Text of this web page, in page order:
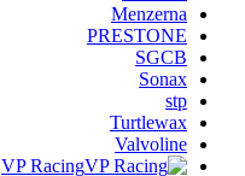
Menzerna
PRESTONE
SGCB
Sonax
stp
Turtlewax
Valvoline
VP Racing